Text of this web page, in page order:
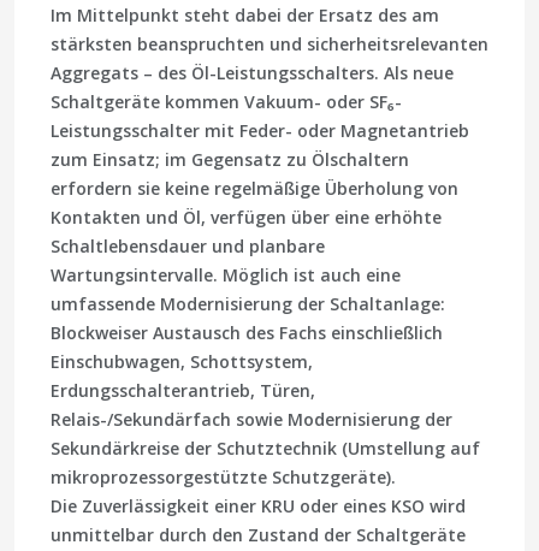
Im Mittelpunkt steht dabei der Ersatz des am
stärksten beanspruchten und sicherheitsrelevanten
Aggregats – des Öl-Leistungsschalters. Als neue
Schaltgeräte kommen Vakuum- oder SF₆-
Leistungsschalter mit Feder- oder Magnetantrieb
zum Einsatz; im Gegensatz zu Ölschaltern
erfordern sie keine regelmäßige Überholung von
Kontakten und Öl, verfügen über eine erhöhte
Schaltlebensdauer und planbare
Wartungsintervalle. Möglich ist auch eine
umfassende Modernisierung der Schaltanlage:
Blockweiser Austausch des Fachs einschließlich
Einschubwagen, Schottsystem,
Erdungsschalterantrieb, Türen,
Relais-/Sekundärfach sowie Modernisierung der
Sekundärkreise der Schutztechnik (Umstellung auf
mikroprozessorgestützte Schutzgeräte).
Die Zuverlässigkeit einer KRU oder eines KSO wird
unmittelbar durch den Zustand der Schaltgeräte